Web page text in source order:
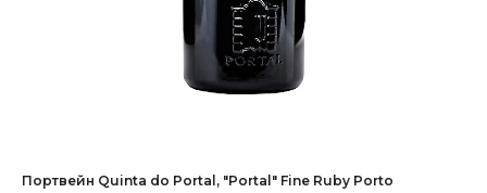
Портвейн Quinta do Portal, "Portal" Fine Ruby Porto